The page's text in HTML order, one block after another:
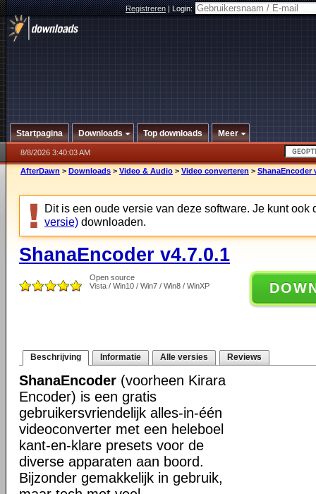
Registreren|Login:
Startpagina Downloads Top downloads Meer
8/8/2026 3:40:03 AM
AfterDawn > Downloads > Video & Audio > Video converteren > ShanaEncoder
Dit is een oude versie van deze software. Je kunt ook
versie) downloaden.
ShanaEncoder v4.7.0.1
Open source
Vista / Win10 / Win7 / Win8 / WinXP
Beschrijving Informatie Alle versies Reviews
ShanaEncoder (voorheen Kirara
Encoder) is een gratis
gebruikersvriendelijk alles-in-één
videoconverter met een heleboel
kant-en-klare presets voor de
diverse apparaten aan boord.
Bijzonder gemakkelijk in gebruik,